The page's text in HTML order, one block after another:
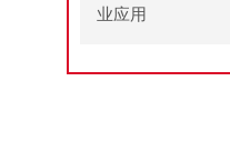
业应用